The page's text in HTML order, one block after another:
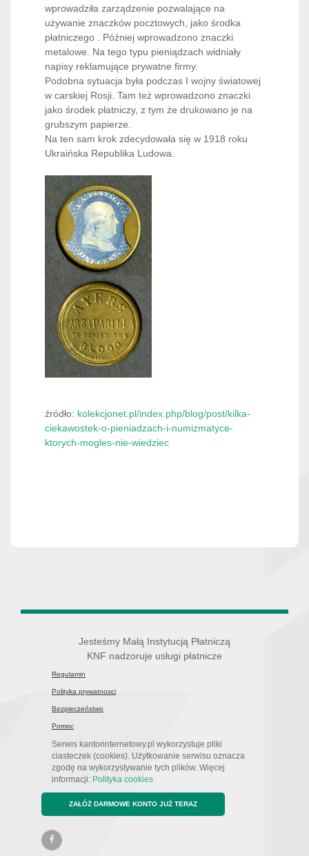
wprowadziła zarządzenie pozwalające na
używanie znaczków pocztowych, jako środka
płatniczego . Później wprowadzono znaczki
metalowe. Na tego typu pieniądzach widniały
napisy reklamujące prywatne firmy.
Podobna sytuacja była podczas I wojny światowej
w carskiej Rosji. Tam też wprowadzono znaczki
jako środek płatniczy, z tym że drukowano je na
grubszym papierze.
Na ten sam krok zdecydowała się w 1918 roku
Ukraińska Republika Ludowa.
źródło: kolekcjonet.pl/index.php/blog/post/kilka-
ciekawostek-o-pieniadzach-i-numizmatyce-
ktorych-mogles-nie-wiedziec
Jesteśmy Małą Instytucją Płatniczą
KNF nadzoruje usługi płatnicze
Regulamin
Polityka prywatnosci
Bezpieczeństwo
Pomoc
Serwis kantorinternetowy.pl wykorzystuje pliki
ciasteczek (cookies). Użytkowanie serwisu oznacza
zgodę na wykorzystywanie tych plików. Więcej
informacji: Polityka cookies
ZAŁÓŻ DARMOWE KONTO JUŻ TERAZ